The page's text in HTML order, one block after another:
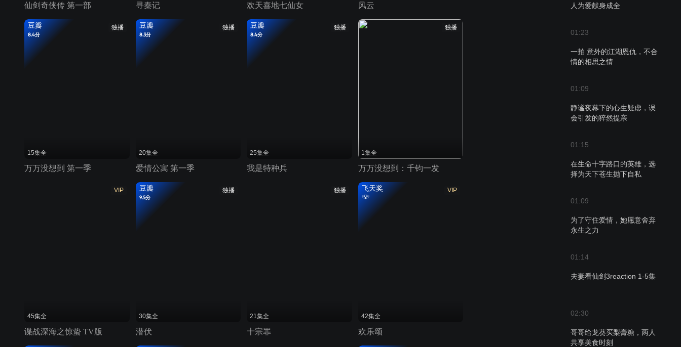
人为爱献身成全
01:23
一拍 意外的江湖恩仇，不合
情的相思之情
01:09
静谧夜幕下的心生疑虑，误
会引发的猝然提亲
01:15
在生命十字路口的英雄，选
择为天下苍生抛下自私
01:09
为了守住爱情，她愿意舍弃
永生之力
01:14
夫妻看仙剑3reaction 1-5集
02:30
哥哥给龙葵买梨膏糖，两人
共享美食时刻
仙剑奇侠传 第一部 寻秦记 欢天喜地七仙女 风云
独播
豆瓣
8.4分
15集全
万万没想到 第一季
独播
豆瓣
8.3分
20集全
爱情公寓 第一季
独播
豆瓣
8.4分
25集全
我是特种兵
独播
1集全
万万没想到：千钧一发
VIP
45集全
谍战深海之惊蛰 TV版
独播
豆瓣
9.5分
30集全
潜伏
独播
21集全
十宗罪
VIP
飞天奖
42集全
欢乐颂